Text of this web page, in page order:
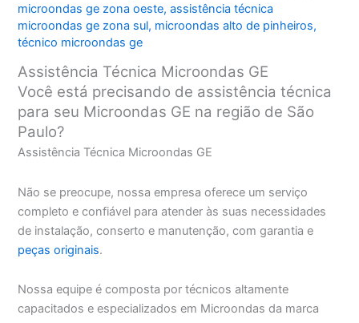
microondas ge zona oeste,assistência técnica
microondas ge zona sul, microondas alto de pinheiros,
técnico microondas ge
Assistência Técnica Microondas GE
Você está precisando de assistência técnica
para seu Microondas GE na região de São
Paulo?
Assistência Técnica Microondas GE
Não se preocupe, nossa empresa oferece um serviço
completo e confiável para atender às suas necessidades
de instalação, conserto e manutenção, com garantia e
peças originais.
Nossa equipe é composta por técnicos altamente
capacitados e especializados em Microondas da marca